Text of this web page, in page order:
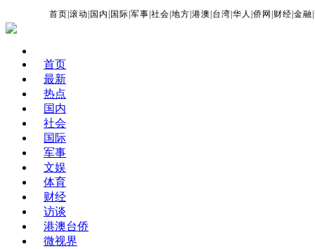
首页 |滚动 国内 国际 |军事 |社会 |地方 |港澳 台湾 |华人 |侨网 财经 |金融 |
首页
最新
热点
国内
社会
国际
军事
文娱
体育
财经
访谈
港澳台侨
微视界